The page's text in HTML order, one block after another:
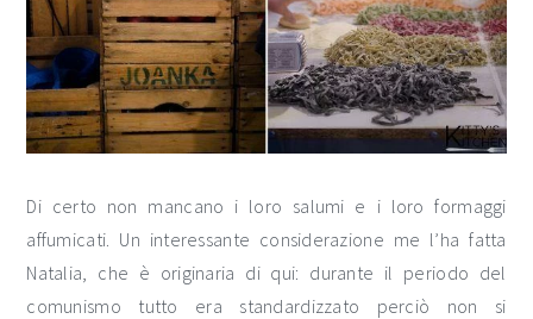
Di certo non mancano i loro salumi e i loro formaggi
affumicati. Un interessante considerazione me l’ha fatta
Natalia, che è originaria di qui: durante il periodo del
comunismo tutto era standardizzato perciò non si